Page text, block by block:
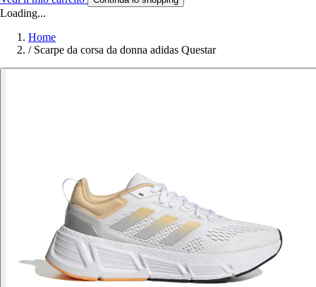
Loading...
Home
/ Scarpe da corsa da donna adidas Questar